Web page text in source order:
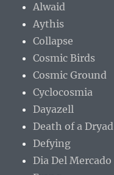
Alwaid
Aythis
Collapse
Cosmic Birds
Cosmic Ground
Cyclocosmia
Dayazell
Death of a Dryad
Defying
Dia Del Mercado